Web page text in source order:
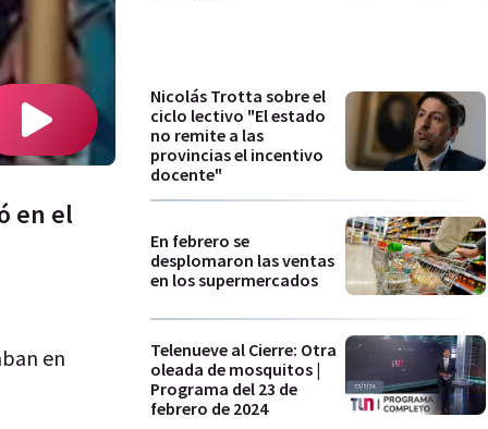
en el
en
Nicolás Trotta sobre el
ciclo lectivo "El estado
no remite a las
provincias el incentivo
docente"
En febrero se
desplomaron las ventas
en los supermercados
Telenueve al Cierre: Otra
oleada de mosquitos |
Programa del 23 de
febrero de 2024